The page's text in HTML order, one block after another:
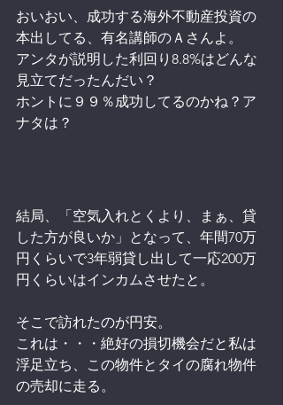
おいおい、成功する海外不動産投資の
本出してる、有名講師のＡさんよ。
アンタが説明した利回り8.8%はどんな
見立てだったんだい？
ホントに９９％成功してるのかね？ア
ナタは？
結局、「空気入れとくより、まぁ、貸
した方が良いか」となって、年間70万
円くらいで3年弱貸し出して一応200万
円くらいはインカムさせたと。
そこで訪れたのが円安。
これは・・・絶好の損切機会だと私は
浮足立ち、この物件とタイの腐れ物件
の売却に走る。